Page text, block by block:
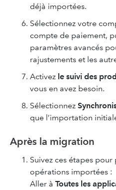
déjà importées.
Sélectionnez votre
compte de paiement,
paramètres avancés
rajustements et les
Activez le suivi des
vous en avez besoin.
Sélectionnez
que l’importation
Après la migration
Suivez ces étapes pour
opérations importées :
Aller à Toutes les